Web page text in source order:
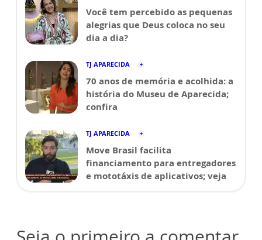
Você tem percebido as pequenas
alegrias que Deus coloca no seu
dia a dia?
TJ APARECIDA
70 anos de memória e acolhida: a
história do Museu de Aparecida;
confira
TJ APARECIDA
Move Brasil facilita
financiamento para entregadores
e mototáxis de aplicativos; veja